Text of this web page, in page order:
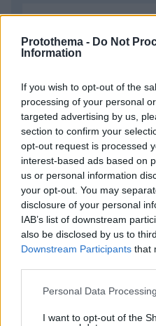
Protothema - Do Not
Information
If you wish to opt-out of the
processing of your personal
targeted advertising by us,
section to confirm your
opt-out request is processed
interest-based ads based on
us or personal information
your opt-out. You may
disclosure of your personal
IAB’s list of downstream
also be disclosed by us to
Downstream Participants that
Please note that this website/
not limited to your visit or
Personal Data
I want to opt-out of the
Απομένουν2500χαρακτήρες
* Υποχρεωτικά πεδία